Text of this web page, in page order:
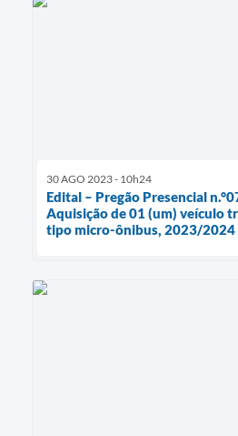
30 AGO 2023 - 10h24
Edital – Pregão Presencial
Aquisição de 01 (um) veículo
tipo micro-ônibus, 2023/2024